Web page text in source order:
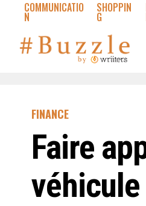
COMMUNICATIO
N
SHOPPIN
G
FINANCE
Faire
véhicule